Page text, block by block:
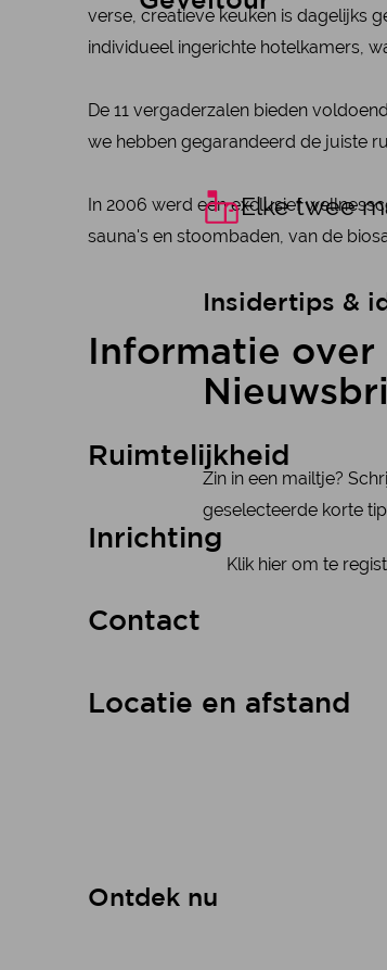
verse, creatieve keuken is dagelijks
individueel ingerichte hotelkamers,
De 11 vergaderzalen bieden
we hebben gegarandeerd de juiste
In 2006 werd een exclusief
sauna's en stoombaden, van de
Informatie
Ruimtelijkheid
Inrichting
Contact
Locatie en afstand
Ontdek nu
Elke twee
Insidertips &
Zin in een mailtje?
geselecteerde korte
Klik hier om te